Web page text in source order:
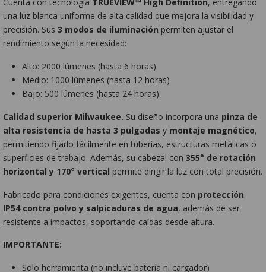
Cuenta con tecnología TRUEVIEW™ High Definition, entregando
una luz blanca uniforme de alta calidad que mejora la visibilidad y
precisión. Sus3 modos de iluminación permiten ajustar el
rendimiento según la necesidad:
Alto: 2000 lúmenes (hasta 6 horas)
Medio: 1000 lúmenes (hasta 12 horas)
Bajo: 500 lúmenes (hasta 24 horas)
Calidad superior Milwaukee. Su diseño incorpora una pinza de
alta resistencia de hasta 3 pulgadas y montaje magnético,
permitiendo fijarlo fácilmente en tuberías, estructuras metálicas o
superficies de trabajo. Además, su cabezal con355° de rotación
horizontal y 170° vertical permite dirigir la luz con total precisión.
Fabricado para condiciones exigentes, cuenta con protección
IP54 contra polvo y salpicaduras de agua, además de ser
resistente a impactos, soportando caídas desde altura.
IMPORTANTE:
Solo herramienta (no incluye batería ni cargador)